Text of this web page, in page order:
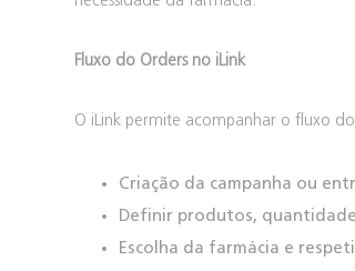
Fluxo do Orders no iLink
O iLink permite acompanhar o fluxo
Criação da campanha ou
Definir produtos,
Escolha da farmácia e